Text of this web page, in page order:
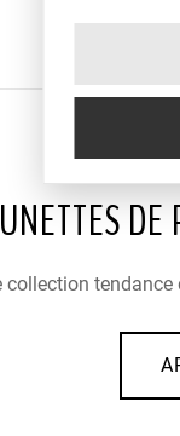
collection